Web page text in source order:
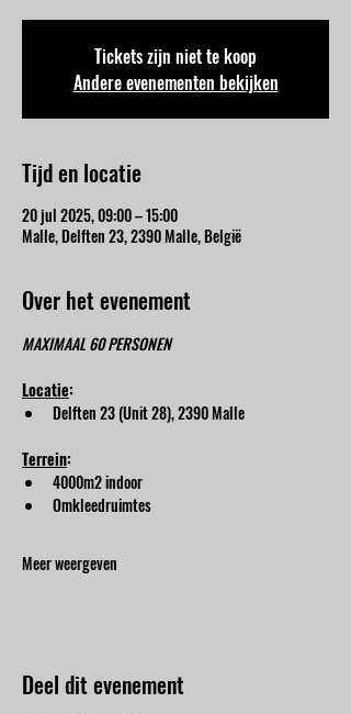
Tickets zijn niet te koop
Andere evenementen bekijken
Tijd en locatie
20 jul 2025, 09:00 – 15:00
Malle, Delften 23, 2390 Malle, België
Over het evenement
MAXIMAAL 60 PERSONEN
Locatie:
Delften 23 (Unit 28), 2390 Malle
Terrein:
4000m2 indoor
Omkleedruimtes
Meer weergeven
Deel dit evenement